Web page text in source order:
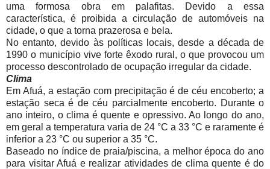
uma formosa obra em palafitas. Devido a essa
característica, é proibida a circulação de automóveis na
cidade, o que a torna prazerosa e bela.
No entanto, devido às políticas locais, desde a década de
1990 o município vive forte êxodo rural, o que provocou um
processo descontrolado de ocupação irregular da cidade.
Clima
Em Afuá, a estação com precipitação é de céu encoberto; a
estação seca é de céu parcialmente encoberto. Durante o
ano inteiro, o clima é quente e opressivo. Ao longo do ano,
em geral a temperatura varia de 24 °C a 33 °C e raramente é
inferior a 23 °C ou superior a 35 °C.
Baseado no índice de praia/piscina, a melhor época do ano
para visitar Afuá e realizar atividades de clima quente é do